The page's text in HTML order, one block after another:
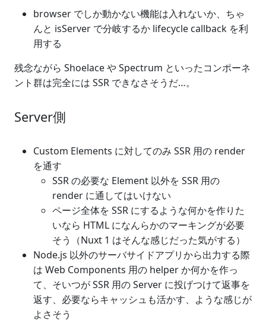
browser でしか動かない機能は入れないか、ちゃ
んと isServer で分岐するか lifecycle callback を利
用する
残念ながら Shoelace や Spectrum といったコンポーネ
ント群は完全には SSR できなさそうだ…。
Server側
Custom Elements に対してのみ SSR 用の render
を通す
SSR の必要な Element 以外を SSR 用の
render に通してはいけない
ページ全体を SSR にするような何かを作りた
いなら HTML になんらかのマーキングが必要
そう（Nuxt 1 はそんな感じだった気がする）
Node.js 以外のサーバサイドアプリから出力する際
は Web Components 用の helper か何かを作っ
て、そいつが SSR 用の Server に投げつけて返事を
返す、必要ならキャッシュも活かす、ような感じが
よさそう